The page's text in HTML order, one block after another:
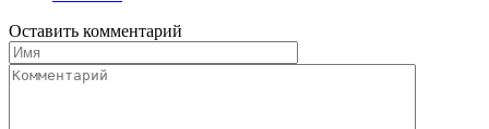
Оставить комментарий